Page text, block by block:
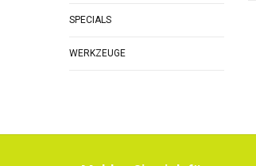
SPECIALS
WERKZEUGE